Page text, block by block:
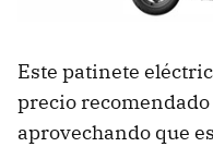
Este patinete
precio
aprovechando que